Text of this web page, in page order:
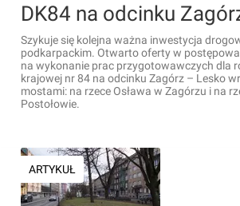
Szykuje się kolejna ważna inwestycja
podkarpackim. Otwarto oferty w
na wykonanie prac przygotowawczych dla
krajowej nr 84 na odcinku Zagórz – Lesko
mostami: na rzece Osława w Zagórzu i na
Postołowie.
ARTYKUŁ